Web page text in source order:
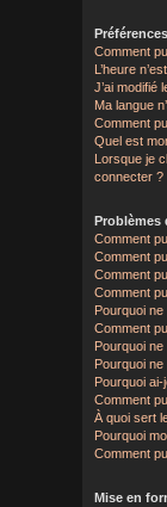
Comment
L’heure
J’ai modifié
Ma langue
Comment
Quel est
Lorsque je
connecter ?
Problèmes
Comment
Comment
Comment
Comment
Pourquoi
Comment
Pourquoi
Pourquoi
Pourquoi
Comment
À quoi sert
Pourquoi
Comment
Mise en